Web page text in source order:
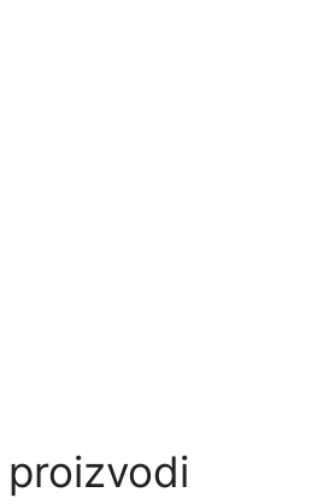
proizvodi